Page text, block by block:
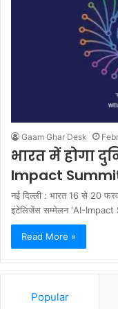
Gaam Ghar Desk
भारत में होगा
Impact
नई दिल्ली : भारत 16 से 20
इंटेलिजेंस सम्मेलन ‘AI-Impact
Read More »
Popular